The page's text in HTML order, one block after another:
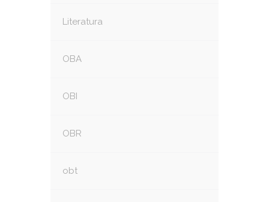
Literatura
OBA
OBI
OBR
obt